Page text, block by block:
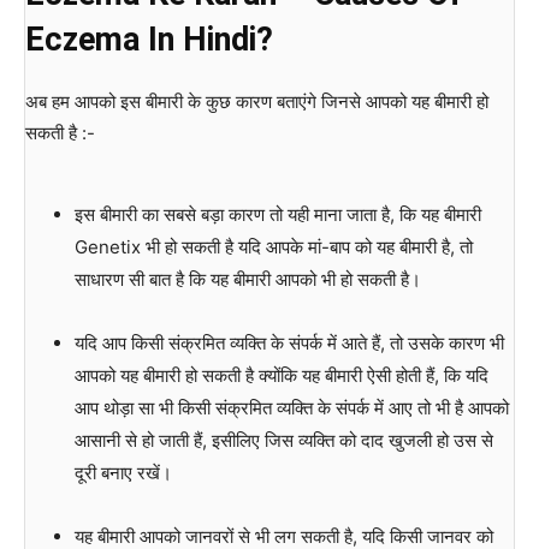
Eczema In Hindi?
अब हम आपको इस बीमारी के कुछ कारण बताएंगे जिनसे आपको यह बीमारी हो
सकती है :-
इस बीमारी का सबसे बड़ा कारण तो यही माना जाता है, कि यह बीमारी
Genetix भी हो सकती है यदि आपके मां-बाप को यह बीमारी है, तो
साधारण सी बात है कि यह बीमारी आपको भी हो सकती है।
यदि आप किसी संक्रमित व्यक्ति के संपर्क में आते हैं, तो उसके कारण भी
आपको यह बीमारी हो सकती है क्योंकि यह बीमारी ऐसी होती हैं, कि यदि
आप थोड़ा सा भी किसी संक्रमित व्यक्ति के संपर्क में आए तो भी है आपको
आसानी से हो जाती हैं, इसीलिए जिस व्यक्ति को दाद खुजली हो उस से
दूरी बनाए रखें।
यह बीमारी आपको जानवरों से भी लग सकती है, यदि किसी जानवर को